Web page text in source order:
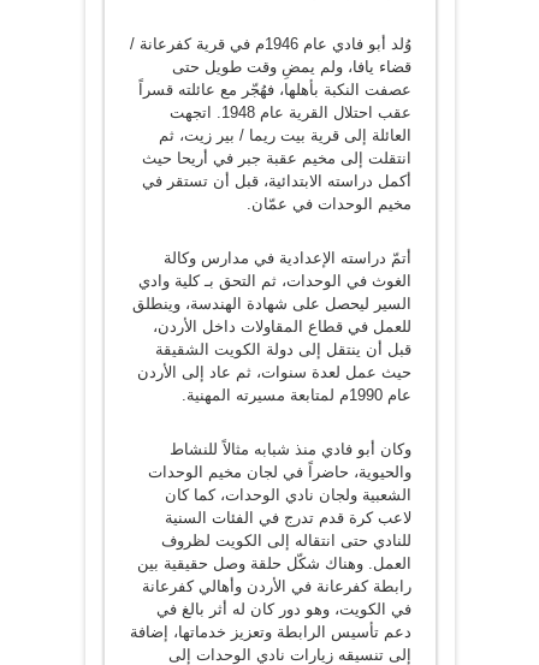
وُلد أبو فادي عام 1946م في قرية كفرعانة /
قضاء يافا، ولم يمضِ وقت طويل حتى
عصفت النكبة بأهلها، فهُجّر مع عائلته قسراً
عقب احتلال القرية عام 1948. اتجهت
العائلة إلى قرية بيت ريما / بير زيت، ثم
انتقلت إلى مخيم عقبة جبر في أريحا حيث
أكمل دراسته الابتدائية، قبل أن تستقر في
مخيم الوحدات في عمّان.
أتمّ دراسته الإعدادية في مدارس وكالة
الغوث في الوحدات، ثم التحق بـ كلية وادي
السير ليحصل على شهادة الهندسة، وينطلق
للعمل في قطاع المقاولات داخل الأردن،
قبل أن ينتقل إلى دولة الكويت الشقيقة
حيث عمل لعدة سنوات، ثم عاد إلى الأردن
عام 1990م لمتابعة مسيرته المهنية.
وكان أبو فادي منذ شبابه مثالاً للنشاط
والحيوية، حاضراً في لجان مخيم الوحدات
الشعبية ولجان نادي الوحدات، كما كان
لاعب كرة قدم تدرج في الفئات السنية
للنادي حتى انتقاله إلى الكويت لظروف
العمل. وهناك شكّل حلقة وصل حقيقية بين
رابطة كفرعانة في الأردن وأهالي كفرعانة
في الكويت، وهو دور كان له أثر بالغ في
دعم تأسيس الرابطة وتعزيز خدماتها، إضافة
إلى تنسيقه زيارات نادي الوحدات إلى